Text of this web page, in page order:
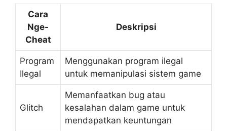
Cara
Nge-
Cheat
Deskripsi
Program
Ilegal
Menggunakan program ilegal
untuk memanipulasi sistem game
Glitch
Memanfaatkan bug atau
kesalahan dalam game untuk
mendapatkan keuntungan